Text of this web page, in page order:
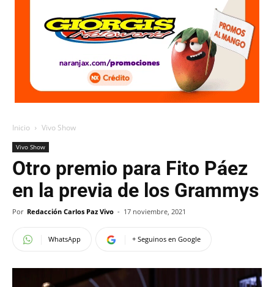
Inicio Vivo Show
Vivo Show
Otro premio para Fito Páez
en la previa de los Grammys
Por Redacción Carlos Paz Vivo - 17 noviembre, 2021
WhatsApp + Seguinos en Google